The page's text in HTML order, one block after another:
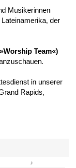
Musikerinnen
der
Team«)
in unserer
Rapids,
›